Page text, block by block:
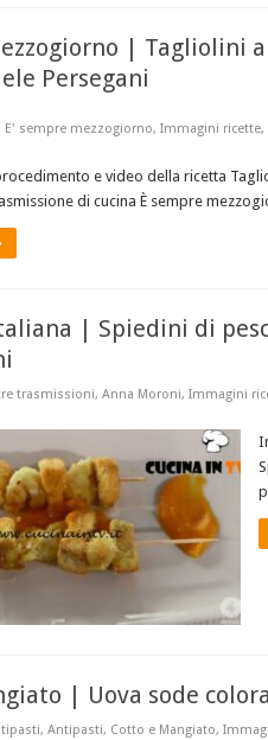
| Tagliolini
Persegani
E' sempre mezzogiorno, Immagini ricette,
e video della ricetta
di cucina È sempre
| Spiedini di
trasmissioni, Anna Moroni, Immagini
| Uova sode
, Antipasti, Cotto e Mangiato,